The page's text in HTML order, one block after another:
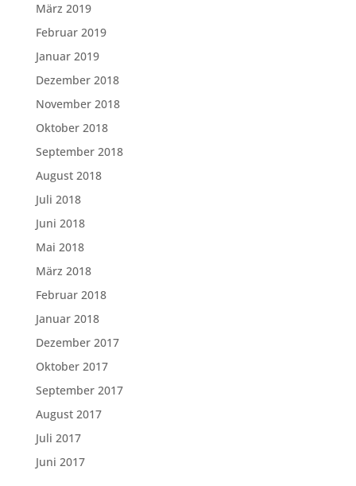
März 2019
Februar 2019
Januar 2019
Dezember 2018
November 2018
Oktober 2018
September 2018
August 2018
Juli 2018
Juni 2018
Mai 2018
März 2018
Februar 2018
Januar 2018
Dezember 2017
Oktober 2017
September 2017
August 2017
Juli 2017
Juni 2017